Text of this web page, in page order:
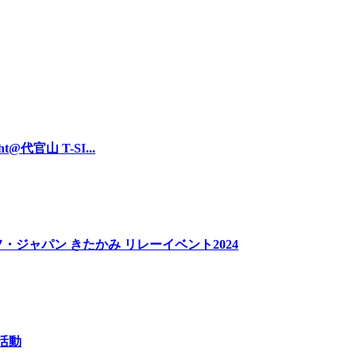
代官山 T-SI...
ジャパン きたかみ リレーイベント2024
動